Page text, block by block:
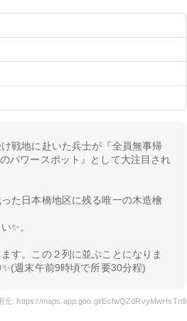
戦地に赴いた兵士が『全員無事帰
パワースポット』として大注目され
た日本橋地区に残る唯一の木造檜
✨。
。この２列に並ぶことになりま
週末午前9時頃で所要30分程)
元: https://maps.app.goo.gl/EofwQZdRvyMwHsTn9